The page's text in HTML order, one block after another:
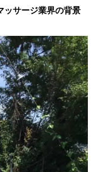
ッサージ業界の背景